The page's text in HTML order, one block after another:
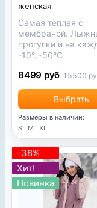
женская
Самая тёплая с
мембраной.
прогулки и на
-10°..-50°С
Выбрать
8499 руб 15500
Размеры в наличии:
S
M XL
-38%
Хит!
Новинка